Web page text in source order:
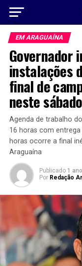
EM ARAGUAÍNA
Governador
instalações
final de
neste sábado
Agenda de trabalho
16 horas com
horas ocorre a final
Araguaína
Publicado 1
Por Redação